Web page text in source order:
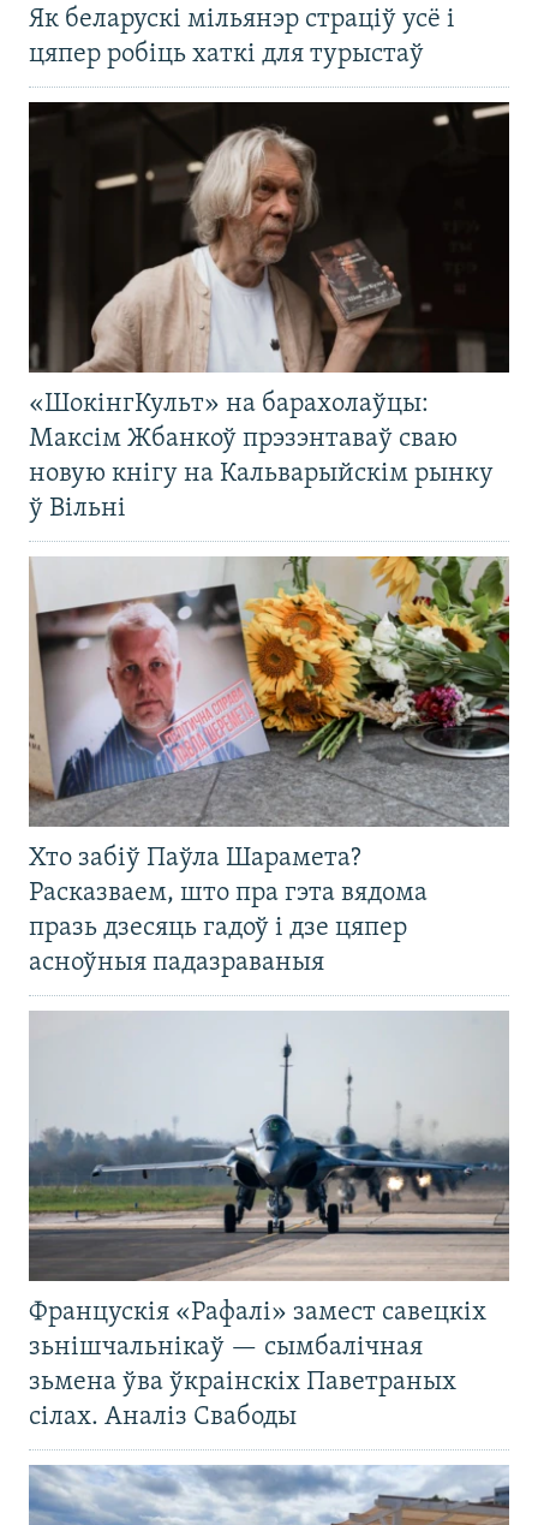
Як беларускі мільянэр страціў усё і
цяпер робіць хаткі для турыстаў
«ШокінгКульт» на барахолаўцы:
Максім Жбанкоў прэзэнтаваў сваю
новую кнігу на Кальварыйскім рынку
ў Вільні
Хто забіў Паўла Шарамета?
Расказваем, што пра гэта вядома
празь дзесяць гадоў і дзе цяпер
асноўныя падазраваныя
Францускія «Рафалі» замест савецкіх
зьнішчальнікаў — сымбалічная
зьмена ўва ўкраінскіх Паветраных
сілах. Аналіз Свабоды